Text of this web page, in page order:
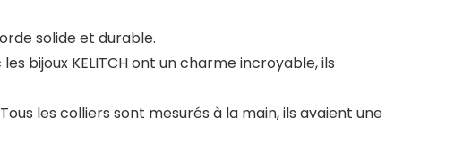
solide et durable.
bijoux KELITCH ont un charme incroyable, ils
les colliers sont mesurés à la main, ils avaient une